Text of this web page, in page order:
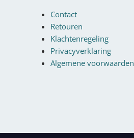
Contact
Retouren
Klachtenregeling
Privacyverklaring
Algemene voorwaarden